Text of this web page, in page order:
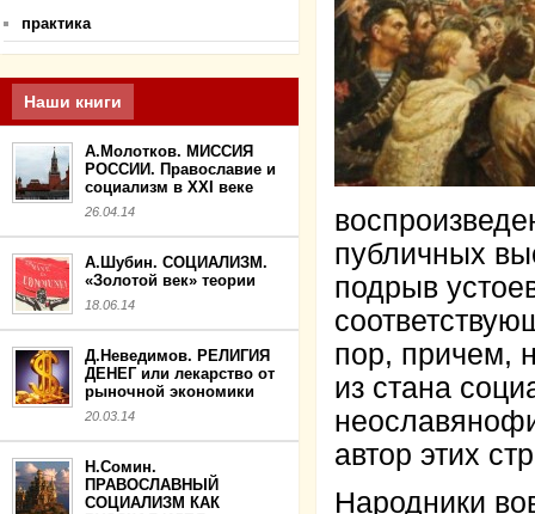
практика
Наши книги
А.Молотков. МИССИЯ
РОССИИ. Православие и
социализм в XXI веке
26.04.14
А.Шубин. СОЦИАЛИЗМ.
«Золотой век» теории
18.06.14
Д.Неведимов. РЕЛИГИЯ
ДЕНЕГ или лекарство от
рыночной экономики
20.03.14
Н.Сомин.
ПРАВОСЛАВНЫЙ
СОЦИАЛИЗМ КАК
публичных
подрыв
пор, причем,
из стана
автор этих
Народники